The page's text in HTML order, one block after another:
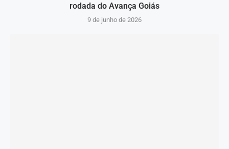
rodada do Avança Goiás
9 de junho de 2026